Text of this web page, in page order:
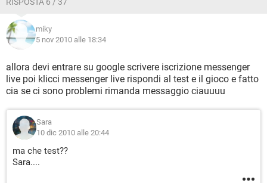
miky
5 nov 2010 alle 18:34
allora devi entrare su google scrivere iscrizione messenger
live poi klicci messenger live rispondi al test e il gioco e fatto
cia se ci sono problemi rimanda messaggio ciauuuu
Sara
10 dic 2010 alle 20:44
ma che test??
Sara....